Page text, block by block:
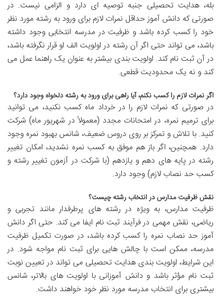
بله، هدایت تحصیلی جنبه توصیه ای دارد و الزامی نیست. در
صورتی که دانش آموز حداقل نمرات لازم برای ورود به رشته مورد نظر
خود را کسب کرده باشد و ظرفیت در مدرسه انتخابی وجود داشته
باشد، می تواند حتی اگر آن رشته در اولویت الف او قرار نگرفته باشد،
در آن ثبت نام کند. اولویت بندی بیشتر به عنوان یک راهنما عمل می
کند و نه یک محدودیت قطعی.
اگر نمرات لازم را کسب نکنم، آیا راهی برای ورود به رشته دلخواه وجود دارد؟
در صورتی که نمرات لازم را در خرداد ماه کسب نکنید، می توانید
برای ترمیم نمره، در امتحانات مجدد (معمولاً در شهریور ماه) شرکت
کنید. با تلاش و تمرکز بر روی دروس ضعیف، شانس بهبود نمره وجود
دارد. همچنین، اگر باز هم موفق به کسب نمره نشدید، امکان تغییر
رشته در پایه های دهم و یازدهم (با شرکت در آزمون تغییر رشته و
کسب حد نصاب لازم) وجود دارد.
نقش ظرفیت مدارس در انتخاب رشته چیست؟
ظرفیت مدارس، به ویژه در رشته های پرطرفدار مانند تجربی و
ریاضی، نقش مهمی در فرآیند ثبت نام ایفا می کند. حتی اگر دانش
آموز حد نصاب نمره را کسب کرده باشد، در صورت تکمیل ظرفیت
مدرسه، ممکن است با چالش هایی برای ثبت نام مواجه شود. در
این شرایط، اولویت بندی هدایت تحصیلی می تواند در تعیین نوبت
ثبت نام مؤثر باشد و دانش آموزانی با اولویت های بالاتر، شانس
بیشتری برای انتخاب مدرسه مورد نظر خود خواهند داشت.